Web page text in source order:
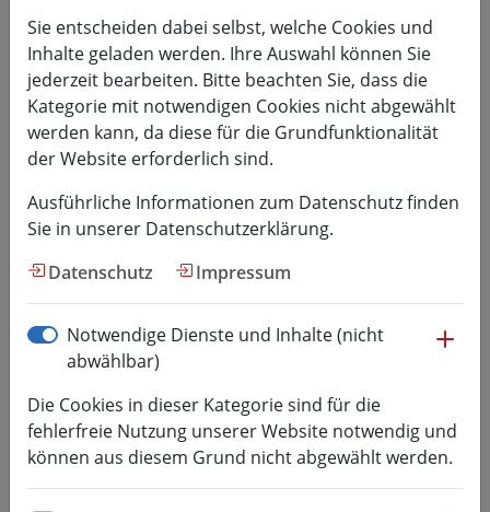
HSMW
Fakultät ME
Medienmanagement
Die Bewerbungsfrist für das Wintersemester 2026/27
ist abgelaufen, eine Bewerbung für den
Studienstart im Herbst nicht mehr möglich.
Die Bewerbungsphase für das Wintersemester 2027/28
Sie entscheiden dabei selbst, welche Cookies und
Inhalte geladen werden. Ihre Auswahl können Sie
jederzeit bearbeiten. Bitte beachten Sie, dass die
Kategorie mit notwendigen Cookies nicht abgewählt
werden kann, da diese für die Grundfunktionalität
der Website erforderlich sind.
Ausführliche Informationen zum Datenschutz finden
Sie in unserer Datenschutzerklärung.
Datenschutz
Impressum
Notwendige Dienste und Inhalte (nicht
abwählbar)
Die Cookies in dieser Kategorie sind für die
fehlerfreie Nutzung unserer Website notwendig und
können aus diesem Grund nicht abgewählt werden.